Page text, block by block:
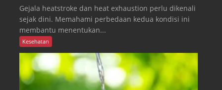
Gejala heatstroke dan heat exhaustion perlu dikenali
sejak dini. Memahami perbedaan kedua kondisi ini
membantu menentukan...
Kesehatan